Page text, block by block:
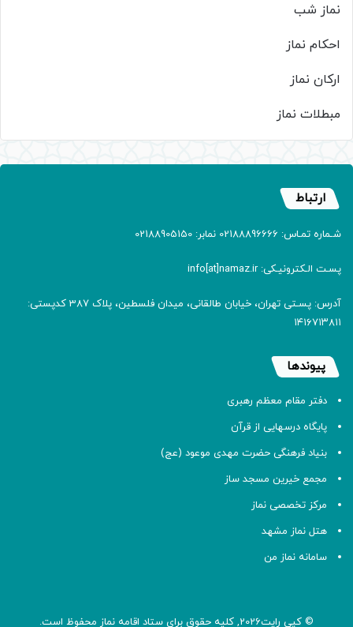
نماز شب
احکام نماز
ارکان نماز
مبطلات نماز
ارتباط
شـماره تمـاس: 02188896666 نمابر: 02188905150
پسـت الـکترونیـکی: info[at]namaz.ir
آدرس: پسـتی تهران، خیابان طالقانی، میدان فلسطین، پلاک 387 کدپستی:
۱۴۱۶۷۱۳۸۱۱
پیوندها
دفتر مقام معظم رهبری
پایگاه درسهایی از قرآن
بنیاد فرهنگی حضرت مهدی موعود (عج)
مجمع خیرین مسجد ساز
مرکز تخصصی نماز
هتل نماز مشهد
سامانه نماز من
© کپی رایت2026, کلیه حقوق برای ستاد اقامه نماز محفوظ است.